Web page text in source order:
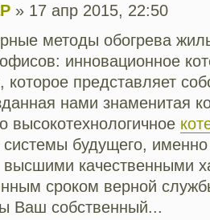
» 17 апр 2015, 22:50
методы обогрева
инновационное
которое представляет
нами знаменитая
высокотехнологичное
системы будущего,
качественными
сроком верной
Ваш собственный...